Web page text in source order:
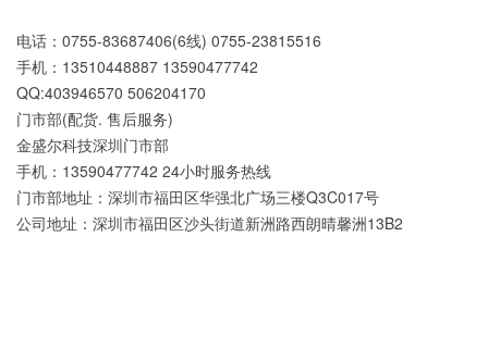
电话：0755-83687406(6线) 0755-23815516
手机：13510448887 13590477742
QQ:403946570 506204170
门市部(配货. 售后服务)
金盛尔科技深圳门市部
手机：13590477742 24小时服务热线
门市部地址：深圳市福田区华强北广场三楼Q3C017号
公司地址：深圳市福田区沙头街道新洲路西朗晴馨洲13B2